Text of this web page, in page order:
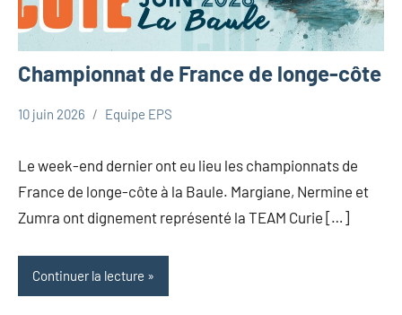
Championnat de France de longe-côte
Uncategorized
10 juin 2026 Equipe EPS
Le week-end dernier ont eu lieu les championnats de
France de longe-côte à la Baule. Margiane, Nermine et
Zumra ont dignement représenté la TEAM Curie […]
Continuer la lecture